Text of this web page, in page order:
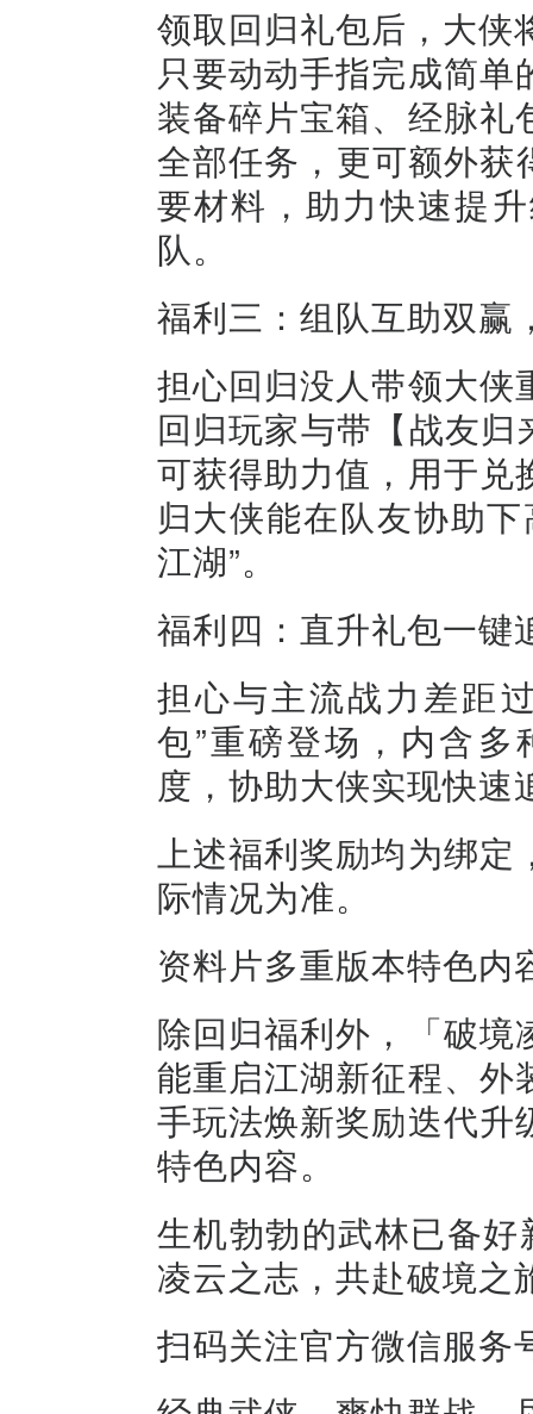
领取回归礼包后，大侠
只要动动手指完成简
装备碎片宝箱、经脉
全部任务，更可额外
要材料，助力快速提
队。
福利三：组队互助双赢
担心回归没人带领大
回归玩家与带【战友
可获得助力值，用于
归大侠能在队友协助
江湖”。
福利四：直升礼包一键
担心与主流战力差距
包”重磅登场，内含
度，协助大侠实现快
上述福利奖励均为绑
际情况为准。
资料片多重版本特色内
除回归福利外，「破
能重启江湖新征程、
手玩法焕新奖励迭代
特色内容。
生机勃勃的武林已备
凌云之志，共赴破境之
扫码关注官方微信服务